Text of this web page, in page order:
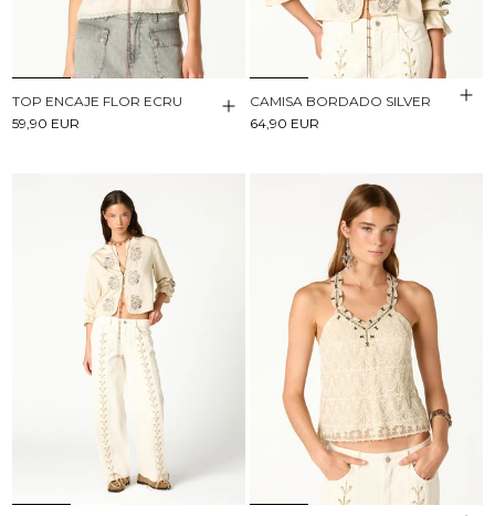
TOP ENCAJE FLOR ECRU
59,90 EUR
CAMISA BORDADO SILVER
64,90 EUR